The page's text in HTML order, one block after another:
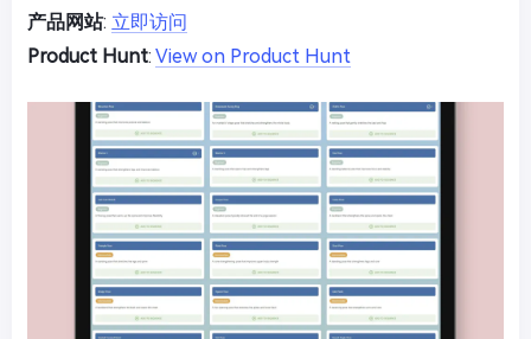
产品网站: 立即访问
Product Hunt: View on Product Hunt